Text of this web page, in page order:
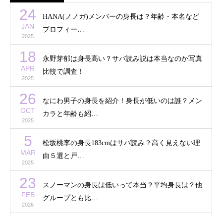
24
JAN
2025
HANA(ノノガ)メンバーの身長は？年齢・本名など
プロフィー…
18
APR
2025
永野芽郁は身長高い？サバ読み説は本当なのか写真
比較で調査！
26
OCT
2025
なにわ男子の身長を紹介！身長が低いのは誰？メン
カラと年齢も紹…
5
MAR
2025
松坂桃李の身長183cmはサバ読み？高く見えない理
由５選と戸…
23
FEB
2026
スノーマンの身長は低いって本当？平均身長は？他
グループとも比…